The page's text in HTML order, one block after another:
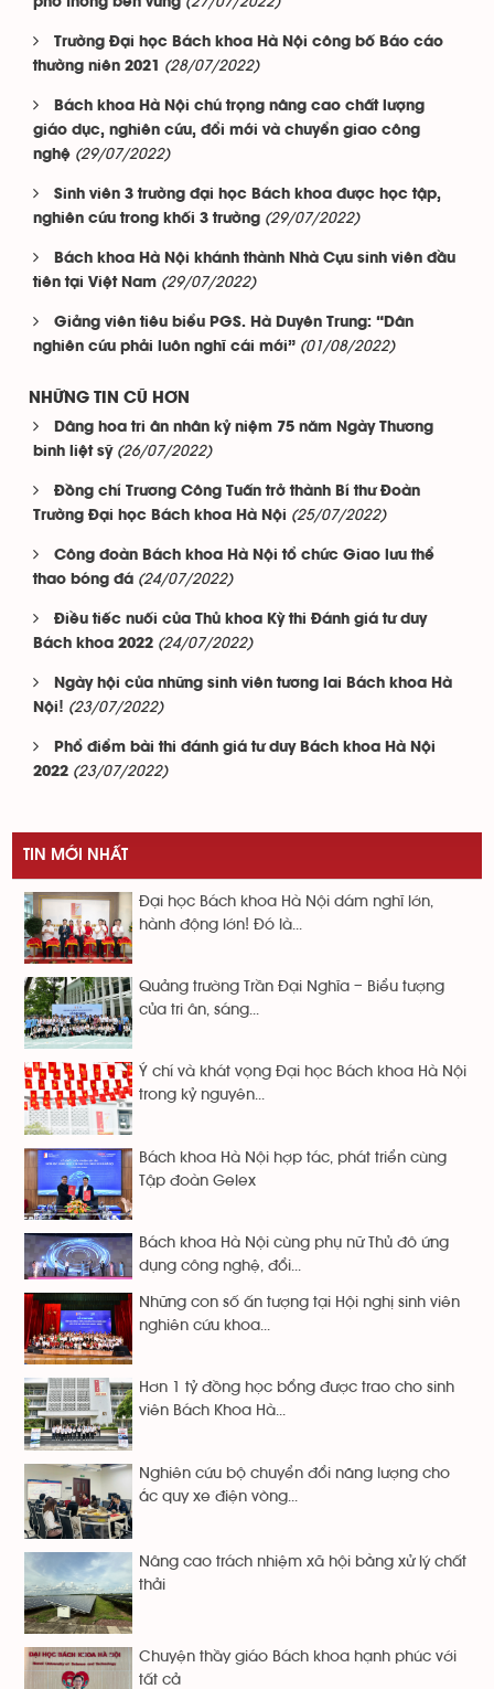
Trường Đại học Bách khoa Hà Nội công bố Báo cáo
thường niên 2021
(28/07/2022)
Bách khoa Hà Nội chú trọng nâng cao chất lượng
giáo dục, nghiên cứu, đổi mới và chuyển giao công
nghệ (29/07/2022)
Sinh viên 3 trường đại học Bách khoa được học tập,
nghiên cứu trong khối 3 trường (29/07/2022)
Bách khoa Hà Nội khánh thành Nhà Cựu sinh viên đầu
tiên tại Việt Nam (29/07/2022)
Giảng viên tiêu biểu PGS. Hà Duyên Trung: “Dân
nghiên cứu phải luôn nghĩ cái mới” (01/08/2022)
NHỮNG TIN CŨ HƠN
Dâng hoa tri ân nhân kỷ niệm 75 năm Ngày Thương
binh liệt sỹ (26/07/2022)
Đồng chí Trương Công Tuấn trở thành Bí thư Đoàn
Trường Đại học Bách khoa Hà Nội (25/07/2022)
Công đoàn Bách khoa Hà Nội tổ chức Giao lưu thể
thao bóng đá (24/07/2022)
Điều tiếc nuối của Thủ khoa Kỳ thi Đánh giá tư duy
Bách khoa 2022 (24/07/2022)
Ngày hội của những sinh viên tương lai Bách khoa Hà
Nội! (23/07/2022)
Phổ điểm bài thi đánh giá tư duy Bách khoa Hà Nội
2022 (23/07/2022)
TIN MỚI NHẤT
Đại học Bách khoa Hà Nội dám nghĩ lớn,
hành động lớn! Đó là...
Quảng trường Trần Đại Nghĩa – Biểu tượng
của tri ân, sáng...
Ý chí và khát vọng Đại học Bách khoa Hà Nội
trong kỷ nguyên...
Bách khoa Hà Nội hợp tác, phát triển cùng
Tập đoàn Gelex
Bách khoa Hà Nội cùng phụ nữ Thủ đô ứng
dụng công nghệ, đổi...
Những con số ấn tượng tại Hội nghị sinh viên
nghiên cứu khoa...
Hơn 1 tỷ đồng học bổng được trao cho sinh
viên Bách Khoa Hà...
Nghiên cứu bộ chuyển đổi năng lượng cho
ắc quy xe điện vòng...
Nâng cao trách nhiệm xã hội bằng xử lý chất
thải
Chuyện thầy giáo Bách khoa hạnh phúc với
tất cả